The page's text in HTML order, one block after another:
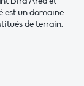
est un domaine
de terrain.